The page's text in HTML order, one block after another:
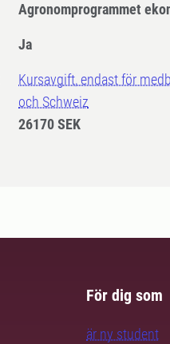
Agronomprogrammet
Ja
Kursavgift, endast för
och Schweiz
26170 SEK
För dig som
är ny student